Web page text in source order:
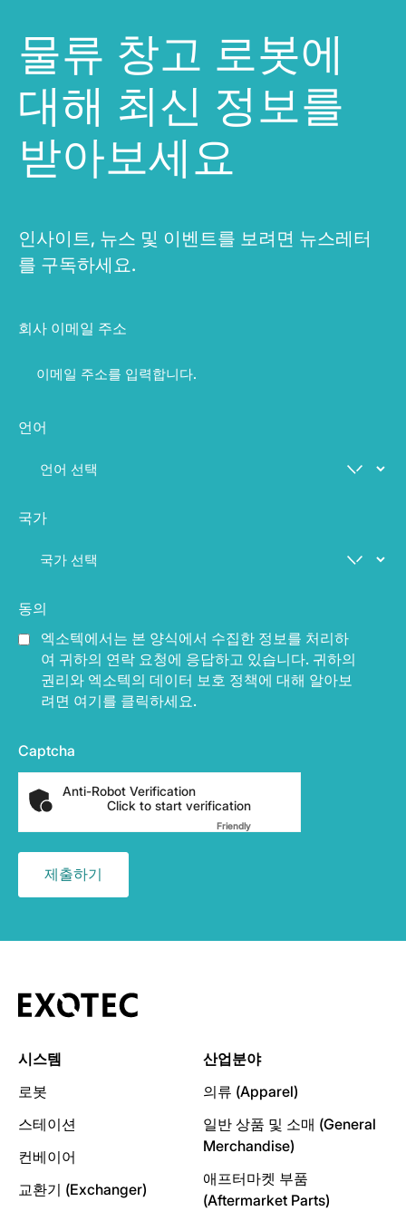
물류 창고 로봇에
대해 최신 정보를
받아보세요
인사이트, 뉴스 및 이벤트를 보려면 뉴스레터
를 구독하세요.
회사 이메일 주소
언어
국가
동의
엑소텍에서는 본 양식에서 수집한 정보를 처리하
여 귀하의 연락 요청에 응답하고 있습니다. 귀하의
권리와 엑소텍의 데이터 보호 정책에 대해 알아보
려면 여기를 클릭하세요.
Captcha
Anti-Robot Verification
Click to start verification
FriendlyCaptcha ⇗
시스템
로봇
스테이션
컨베이어
교환기 (Exchanger)
산업분야
의류 (Apparel)
일반 상품 및 소매 (General
Merchandise)
애프터마켓 부품
(Aftermarket Parts)